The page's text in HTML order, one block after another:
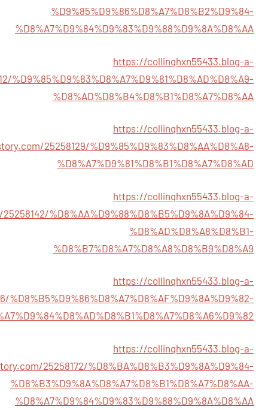
%D9%85%D9%86%D8%A7%D8%B2%D9%84-
%D8%A7%D9%84%D9%83%D9%88%D9%8A%D8%AA
https://collinqhxn55433.blog-a-
%D9%85%D9%83%D8%A7%D9%81%D8%AD%D8%A9-
%D8%AD%D8%B4%D8%B1%D8%A7%D8%AA
https://collinqhxn55433.blog-a-
25258129/%D9%85%D9%83%D8%AA%D8%A8-
%D8%A7%D9%81%D8%B1%D8%A7%D8%AD
https://collinqhxn55433.blog-a-
%D8%AA%D9%88%D8%B5%D9%8A%D9%84-
%D8%AD%D8%A8%D8%B1-
%D8%B7%D8%A7%D8%A8%D8%B9%D8%A9
https://collinqhxn55433.blog-a-
%D8%B5%D9%86%D8%A7%D8%AF%D9%8A%D9%82-
https://collinqhxn55433.blog-a-
25258172/%D8%BA%D8%B3%D9%8A%D9%84-
%D8%B3%D9%8A%D8%A7%D8%B1%D8%A7%D8%AA-
%D8%A7%D9%84%D9%83%D9%88%D9%8A%D8%AA